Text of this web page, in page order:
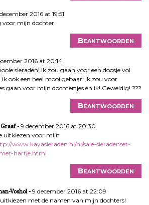
2016 at 19:51
voor mijn dochter
Beantwoorden
2016 at 20:14
sieraden! Ik zou gaan voor een doosje vol
ik ook een heel mooi gebaar! Ik zou voor
gaan voor mijn dochtertjes en ik! Geweldig! ???
Beantwoorden
9 december 2016 at 20:30
uitkiezen voor mijn
www.kayasieraden.nl/nl/sale-sieradenset-
hartje.html
Beantwoorden
Voshol
9 december 2016 at 22:09
met de namen van mijn dochters!